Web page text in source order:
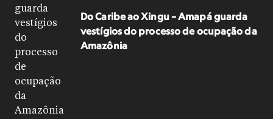
Do Caribe ao Xingu – Amapá guarda
vestígios do processo de ocupação da
Amazônia